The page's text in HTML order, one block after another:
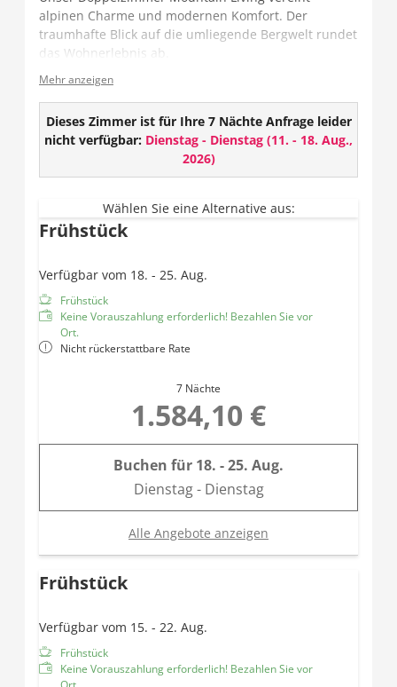
alpinen Charme und modernen Komfort. Der
traumhafte Blick auf die umliegende Bergwelt rundet
das Wohnerlebnis ab.
Das Zimmer verfügt entweder über ein offenes oder
geschlossenes Badezimmer und teilweise über ein
getrenntes WC.
Ausstattung:
TV
Wlan
Safe
Offenes oder geschlossenes Badezimmer mit
Teilweise getrenntes WC
Balkon
Mehr anzeigen
Dieses Zimmer ist für Ihre 7 Nächte Anfrage leider
nicht verfügbar: Dienstag - Dienstag (11. - 18. Aug.,
2026)
Wählen Sie eine Alternative aus:
Frühstück
Verfügbar vom 18. - 25. Aug.
Frühstück
Keine Vorauszahlung erforderlich! Bezahlen Sie vor
Ort.
Nicht rückerstattbare Rate
7 Nächte
1.584,10 €
Buchen für 18. - 25. Aug.
Dienstag - Dienstag
Alle Angebote anzeigen
Frühstück
Verfügbar vom 15. - 22. Aug.
Frühstück
Keine Vorauszahlung erforderlich! Bezahlen Sie vor